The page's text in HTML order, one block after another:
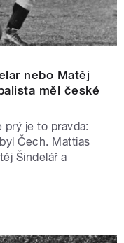
nebo Matěj
měl české
prý je to pravda:
Čech. Mattias
Šindelář a